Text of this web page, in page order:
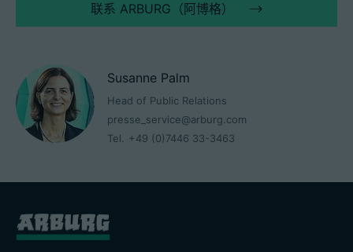
联系 ARBURG（阿博格）
Susanne Palm
Head of Public Relations
presse_service@arburg.com
Tel.
+49 (0)7446 33-3463